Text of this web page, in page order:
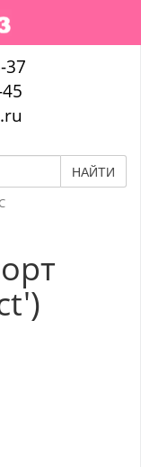
37
НАЙТИ